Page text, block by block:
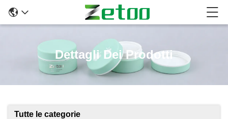
Dettagli Dei Prodotti
Tutte le categorie